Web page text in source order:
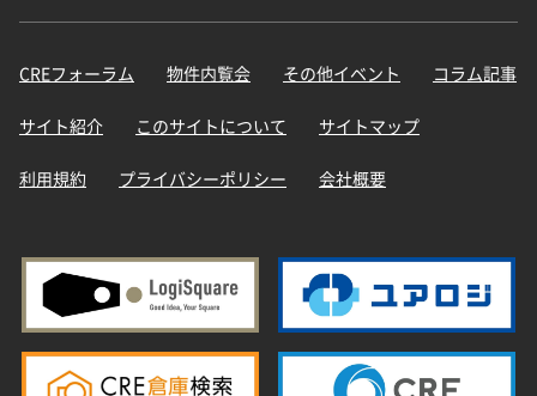
CREフォーラム 物件内覧会 その他イベント コラム記事
サイト紹介 このサイトについて サイトマップ
利用規約 プライバシーポリシー 会社概要